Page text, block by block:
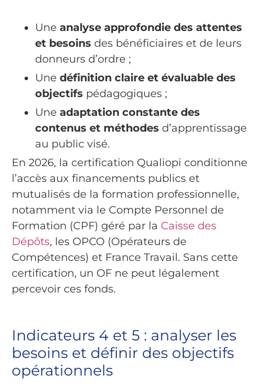
Une analyse approfondie des attentes
et besoins des bénéficiaires et de leurs
donneurs d’ordre ;
Une définition claire et évaluable des
objectifs pédagogiques ;
Une adaptation constante des
contenus et méthodes d’apprentissage
au public visé.
En 2026, la certification Qualiopi conditionne
l’accès aux financements publics et
mutualisés de la formation professionnelle,
notamment via le Compte Personnel de
Formation (CPF) géré par la Caisse des
Dépôts, les OPCO (Opérateurs de
Compétences) et France Travail. Sans cette
certification, un OF ne peut légalement
percevoir ces fonds.
Indicateurs 4 et 5 : analyser les
besoins et définir des objectifs
opérationnels